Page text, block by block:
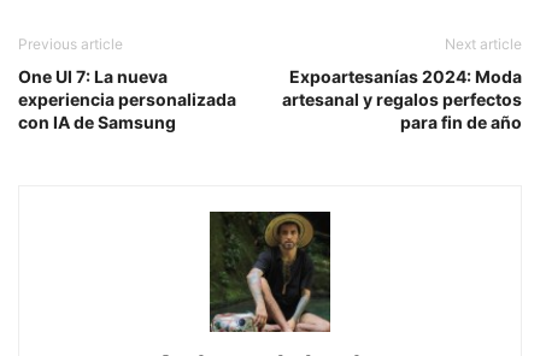
Previous article
One UI 7: La nueva
experiencia personalizada
con IA de Samsung
Next article
Expoartesanías 2024: Moda
artesanal y regalos perfectos
para fin de año